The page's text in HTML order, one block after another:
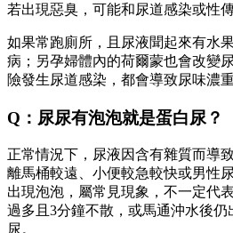
若出現惡臭，可能和尿道感染或性
如果常跑廁所，且尿液聞起來有水
病；另孕婦體內的荷爾蒙也會改變
險發生尿道感染，都會導致尿味濃重
Q：尿尿有泡泡就是蛋白尿？
正常情況下，尿液因含有雜質而導
離馬桶較遠、小便較急較快或男性
出現泡泡，屬常見現象，不一定代
過多且3分鐘不散，或馬通沖水後仍
尿。